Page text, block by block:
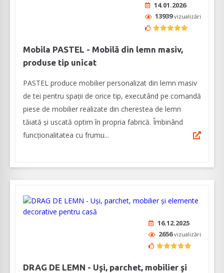
14.01.2026
13939vizualizări
Mobila PASTEL - Mobilă din lemn masiv,
produse tip unicat
PASTEL produce mobilier personalizat din lemn masiv
de tei pentru spații de orice tip, executând pe comandă
piese de mobilier realizate din cherestea de lemn
tăiată și uscată optim în propria fabrică. Îmbinând
funcționalitatea cu frumu...
16.12.2025
2656vizualizări
DRAG DE LEMN - Uşi, parchet, mobilier şi